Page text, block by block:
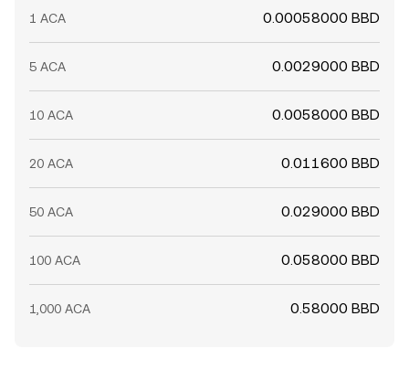
1 ACA 0.00058000 BBD
5 ACA 0.0029000 BBD
10 ACA 0.0058000 BBD
20 ACA 0.011600 BBD
50 ACA 0.029000 BBD
100 ACA 0.058000 BBD
1,000 ACA 0.58000 BBD